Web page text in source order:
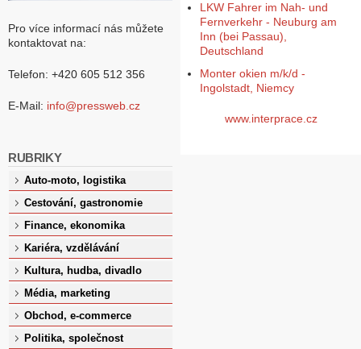
Pro více informací nás můžete
kontaktovat na:
Telefon: +420 605 512 356
E-Mail: info@pressweb.cz
RUBRIKY
Auto-moto, logistika
Cestování, gastronomie
Finance, ekonomika
Kariéra, vzdělávání
Kultura, hudba, divadlo
Média, marketing
Obchod, e-commerce
Politika, společnost
LKW Fahrer im Nah- und
Fernverkehr - Neuburg am
Inn (bei Passau),
Deutschland
Monter okien m/k/d -
Ingolstadt, Niemcy
www.interprace.cz